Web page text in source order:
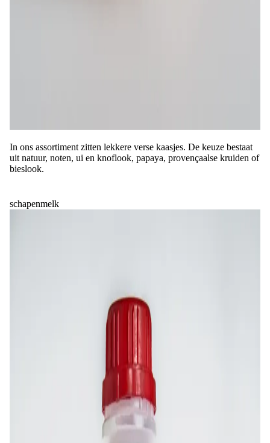
In ons assortiment zitten lekkere verse kaasjes. De keuze bestaat
uit natuur, noten, ui en knoflook, papaya, provençaalse kruiden of
bieslook.
schapenmelk